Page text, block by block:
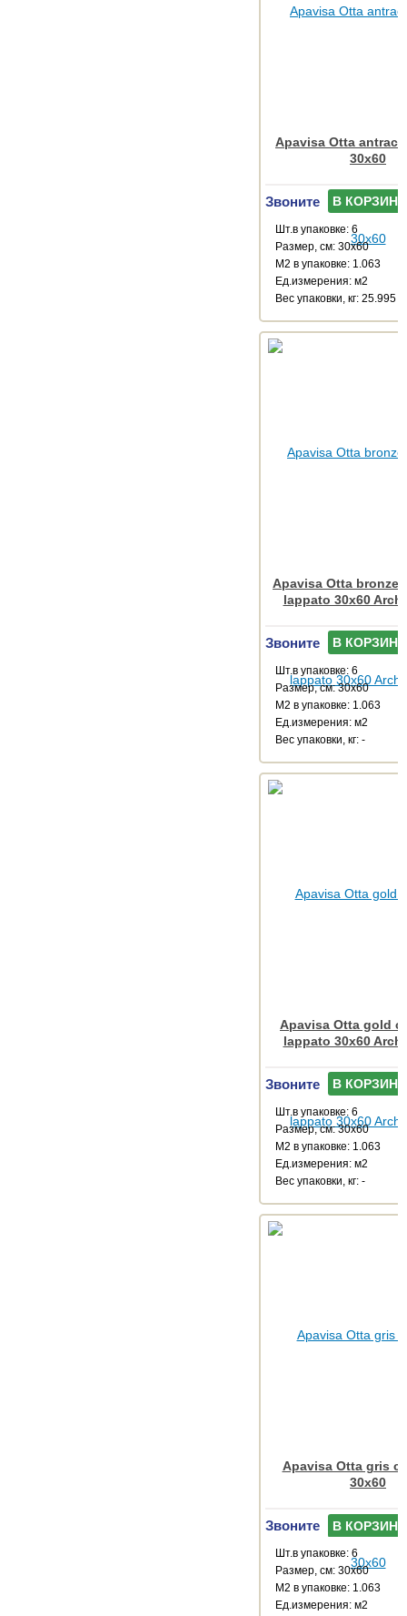
Apavisa Otta
30x60
Звоните В КОРЗИНУ
Шт.в упаковке: 6
Размер, см: 30x60
М2 в упаковке: 1.063
Ед.измерения: м2
Веc упаковки, кг: 25.995
Apavisa Otta bronze
lappato 30x60
Звоните В КОРЗИНУ
Шт.в упаковке: 6
Размер, см: 30x60
М2 в упаковке: 1.063
Ед.измерения: м2
Веc упаковки, кг: -
Apavisa Otta gold
lappato 30x60
Звоните В КОРЗИНУ
Шт.в упаковке: 6
Размер, см: 30x60
М2 в упаковке: 1.063
Ед.измерения: м2
Веc упаковки, кг: -
Apavisa Otta gris
30x60
Звоните В КОРЗИНУ
Шт.в упаковке: 6
Размер, см: 30x60
М2 в упаковке: 1.063
Ед.измерения: м2